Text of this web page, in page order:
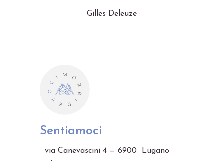
Gilles Deleuze
Sentiamoci
via Canevascini 4 — 6900 Lugano